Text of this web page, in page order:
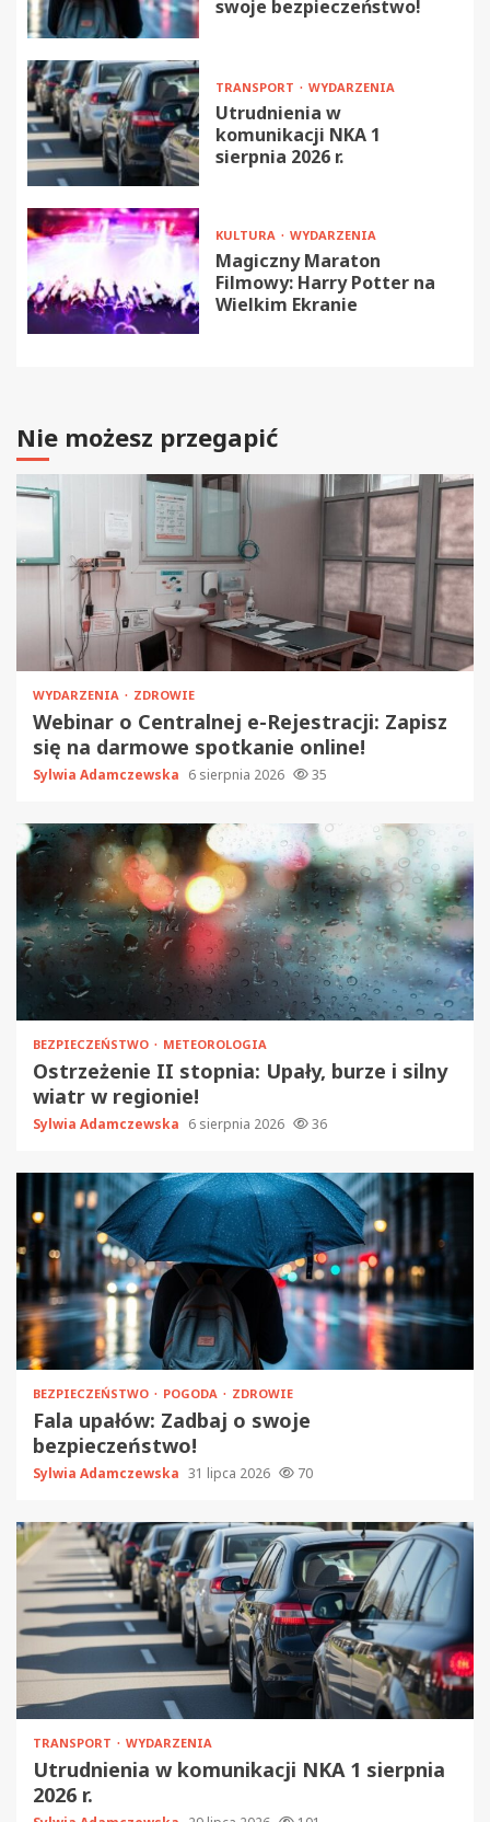
swoje bezpieczeństwo!
TRANSPORT WYDARZENIA
Utrudnienia w
komunikacji NKA 1
sierpnia 2026 r.
KULTURA WYDARZENIA
Magiczny Maraton
Filmowy: Harry Potter na
Wielkim Ekranie
Nie możesz przegapić
WYDARZENIA ZDROWIE
Webinar o Centralnej e-Rejestracji: Zapisz
się na darmowe spotkanie online!
Sylwia Adamczewska 6 sierpnia 2026 35
BEZPIECZEŃSTWO METEOROLOGIA
Ostrzeżenie II stopnia: Upały, burze i silny
wiatr w regionie!
Sylwia Adamczewska 6 sierpnia 2026 36
BEZPIECZEŃSTWO POGODA ZDROWIE
Fala upałów: Zadbaj o swoje
bezpieczeństwo!
Sylwia Adamczewska 31 lipca 2026 70
TRANSPORT WYDARZENIA
Utrudnienia w komunikacji NKA 1 sierpnia
2026 r.